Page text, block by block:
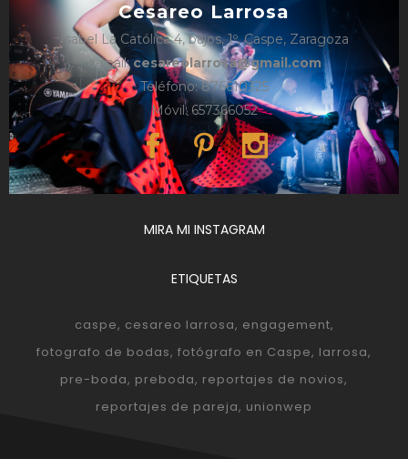
Cesareo Larrosa
Isabel La Católica 4, bajos, 1º, Caspe, Zaragoza
e-mail:cesareolarrosa@gmail.com
Teléfono: 876610325
Móvil: 657366052
MIRA MI INSTAGRAM
ETIQUETAS
caspe cesareo larrosa engagement
fotografo de bodas fotógrafo en Caspe larrosa
pre-boda preboda reportajes de novios
reportajes de pareja unionwep